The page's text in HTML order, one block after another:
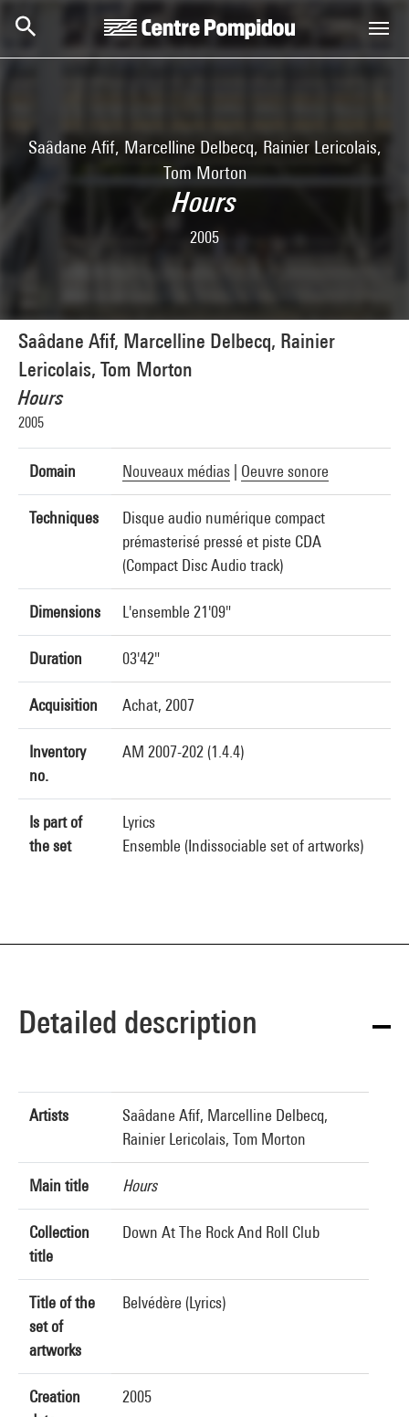
Saâdane Afif, Marcelline Delbecq, Rainier Lericolais,
Tom Morton
Hours
2005
Saâdane Afif, Marcelline Delbecq, Rainier
Lericolais, Tom Morton
Hours
2005
Domain Nouveaux médias Oeuvre sonore
Techniques
Disque audio numérique compact
prémasterisé pressé et piste CDA
(Compact Disc Audio track)
Dimensions L'ensemble 21'09"
Duration 03'42"
Acquisition Achat, 2007
Inventory
no.
AM 2007-202 (1.4.4)
Is part of
the set
Lyrics
Ensemble (Indissociable set of artworks)
Detailed description
Artists
Saâdane Afif, Marcelline Delbecq,
Rainier Lericolais, Tom Morton
Main title Hours
Collection
title
Down At The Rock And Roll Club
Title of the
set of
artworks
Belvédère (Lyrics)
Creation
2005